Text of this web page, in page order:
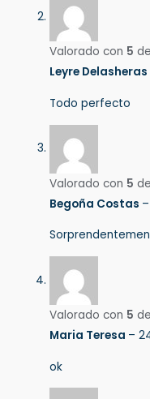
Valorado con 5
Leyre Delasheras
Todo perfecto
Valorado con 5
Begoña Costas –
Valorado con 5
Maria Teresa –
ok